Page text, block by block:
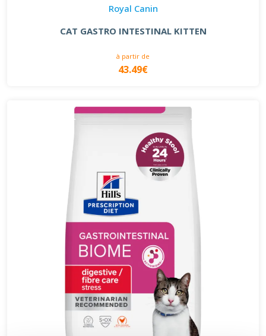
Royal Canin
CAT GASTRO INTESTINAL KITTEN
à partir de
43.49€